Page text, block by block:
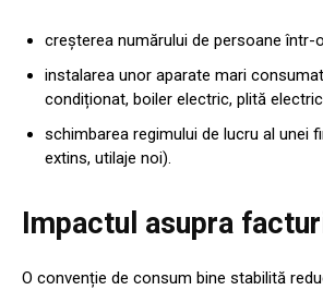
creșterea numărului de persoane într-
instalarea unor aparate mari
condiționat, boiler electric, plită
schimbarea regimului de lucru al unei
extins, utilaje noi).
Impactul asupra
O convenție de consum bine stabilită